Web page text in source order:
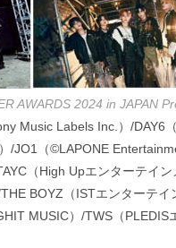
AWARDS 2024 in JAPAN
Music Labels Inc.）/DAY6
/JO1（©LAPONE
（High Upエンターテイ
BOYZ（ISTエンターテ
MUSIC）/TWS（